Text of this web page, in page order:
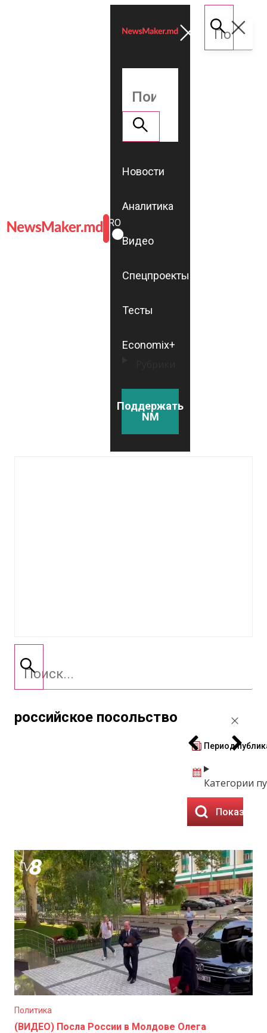
ROMÂNĂ
RU
Новости
Аналитика
Видео
Спецпроекты
Тесты
Economix+
Поддержать
NM
российское посольство
Период
Категории
Показать
Политика
(ВИДЕО) Посла России в Молдове Олега